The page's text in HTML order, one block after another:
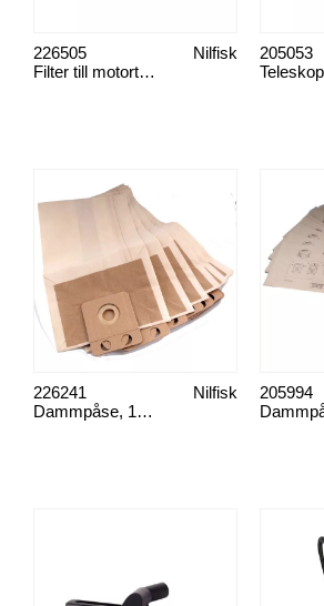
Filter till motortopp
Nilfisk
226505 205053
Dammpåse, 10 st/fp
Nilfisk
226241 205994